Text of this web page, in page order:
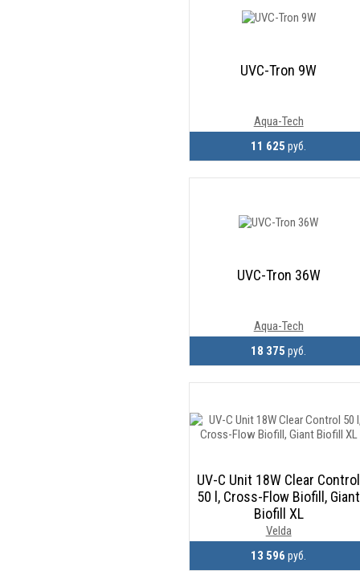
UVC-Tron 9W
Aqua-Tech
11 625руб.
UVC-Tron 36W
Aqua-Tech
18 375руб.
UV-C Unit 18W Clear Control
50 l, Cross-Flow Biofill, Giant
Biofill XL
Velda
13 596руб.